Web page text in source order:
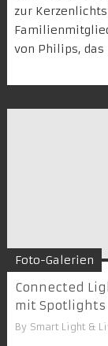
zur
von Philips,
Foto-Galerien
Connected
mit Spotlights
By Smart Light &